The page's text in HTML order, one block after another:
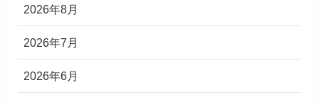
2026年8月
2026年7月
2026年6月